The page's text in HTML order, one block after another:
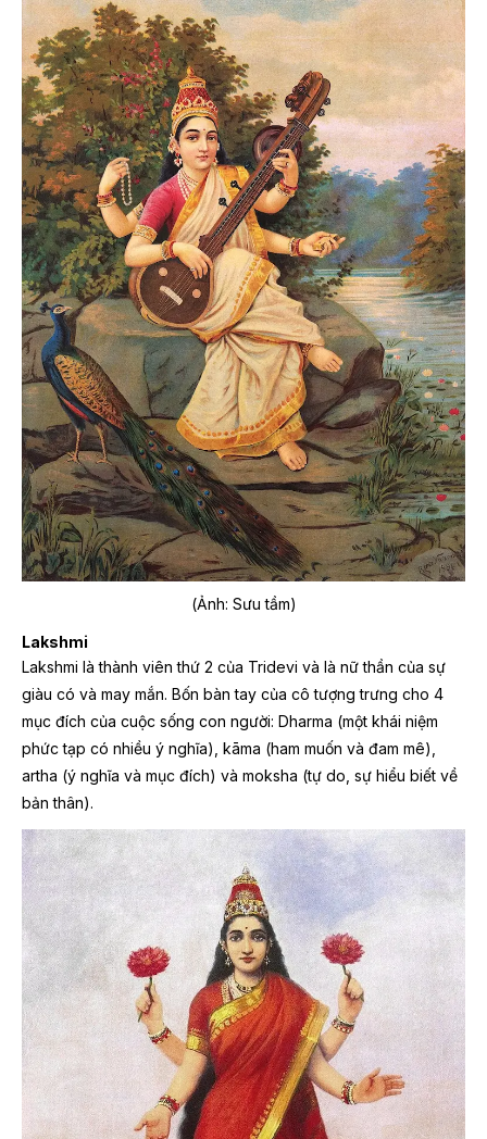
(Ảnh: Sưu tầm)
Lakshmi
Lakshmi là thành viên thứ 2 của Tridevi và là nữ thần của sự
giàu có và may mắn. Bốn bàn tay của cô tượng trưng cho 4
mục đích của cuộc sống con người: Dharma (một khái niệm
phức tạp có nhiều ý nghĩa), kāma (ham muốn và đam mê),
artha (ý nghĩa và mục đích) và moksha (tự do, sự hiểu biết về
bản thân).